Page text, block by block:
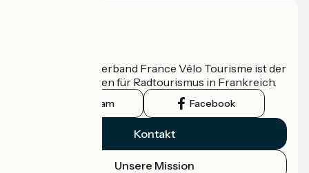
Der nationale Verband France Vélo Tourisme ist der
offizielle Leitfaden für Radtourismus in Frankreich.
Instagram Facebook
Kontakt
Unsere Mission